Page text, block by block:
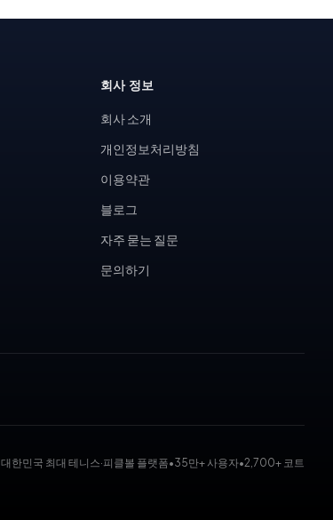
회사 정보
회사 소개
개인정보처리방침
이용약관
블로그
자주 묻는 질문
문의하기
대한민국 최대 테니스·피클볼 플랫폼•35만+ 사용자•2,700+ 코트